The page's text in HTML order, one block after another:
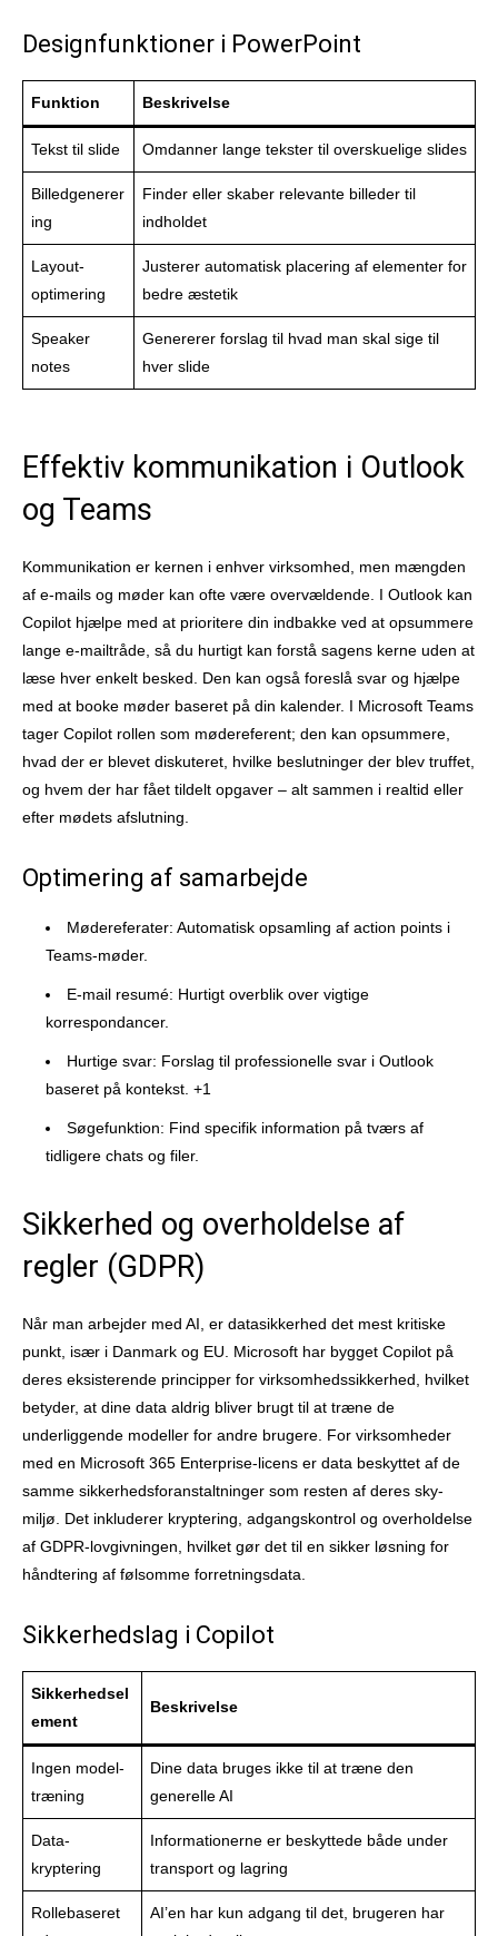
Designfunktioner i PowerPoint
Funktion Beskrivelse
Tekst til slide Omdanner lange tekster til overskuelige slides
Billedgenerer
ing
Finder eller skaber relevante billeder til
indholdet
Layout-
optimering
Justerer automatisk placering af elementer for
bedre æstetik
Speaker
notes
Genererer forslag til hvad man skal sige til
hver slide
Effektiv kommunikation i Outlook
og Teams
Kommunikation er kernen i enhver virksomhed, men mængden
af e-mails og møder kan ofte være overvældende. I Outlook kan
Copilot hjælpe med at prioritere din indbakke ved at opsummere
lange e-mailtråde, så du hurtigt kan forstå sagens kerne uden at
læse hver enkelt besked. Den kan også foreslå svar og hjælpe
med at booke møder baseret på din kalender. I Microsoft Teams
tager Copilot rollen som mødereferent; den kan opsummere,
hvad der er blevet diskuteret, hvilke beslutninger der blev truffet,
og hvem der har fået tildelt opgaver – alt sammen i realtid eller
efter mødets afslutning.
Optimering af samarbejde
Mødereferater: Automatisk opsamling af action points i
Teams-møder.
E-mail resumé: Hurtigt overblik over vigtige
korrespondancer.
Hurtige svar: Forslag til professionelle svar i Outlook
baseret på kontekst. +1
Søgefunktion: Find specifik information på tværs af
tidligere chats og filer.
Sikkerhed og overholdelse af
regler (GDPR)
Når man arbejder med AI, er datasikkerhed det mest kritiske
punkt, især i Danmark og EU. Microsoft har bygget Copilot på
deres eksisterende principper for virksomhedssikkerhed, hvilket
betyder, at dine data aldrig bliver brugt til at træne de
underliggende modeller for andre brugere. For virksomheder
med en Microsoft 365 Enterprise-licens er data beskyttet af de
samme sikkerhedsforanstaltninger som resten af deres sky-
miljø. Det inkluderer kryptering, adgangskontrol og overholdelse
af GDPR-lovgivningen, hvilket gør det til en sikker løsning for
håndtering af følsomme forretningsdata.
Sikkerhedslag i Copilot
Sikkerhedsel
ement
Beskrivelse
Ingen model-
træning
Dine data bruges ikke til at træne den
generelle AI
Data-
kryptering
Informationerne er beskyttede både under
transport og lagring
Rollebaseret
AI’en har kun adgang til det, brugeren har